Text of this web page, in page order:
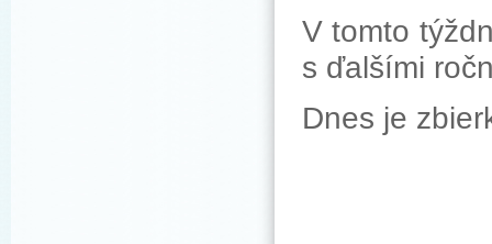
V tomto
s ďalšími
Dnes je